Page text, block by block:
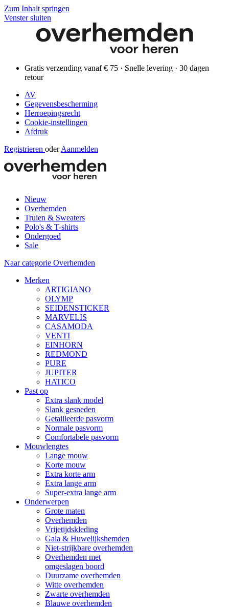
Zum Inhalt springen
Venster sluiten
Gratis verzending vanaf € 75 · Snelle levering · 30 dagen
retour
AV
Gegevensbescherming
Herroepingsrecht
Cookie-instellingen
Afdruk
Registrieren oder Aanmelden
Nieuw
Overhemden
Truien & Sweaters
Polo's & T-shirts
Ondergoed
Sale
Naar categorie Overhemden
Merken
ARTIGIANO
OLYMP
SEIDENSTICKER
MARVELIS
CASAMODA
VENTI
EINHORN
REDMOND
PURE
JUPITER
HATICO
Past op
Extra slank model
Slank gesneden
Getailleerde pasvorm
Normale pasvorm
Comfortabele pasvorm
Mouwlengtes
Lange mouw
Korte mouw
Extra korte arm
Extra lange arm
Super-extra lange arm
Onderwerpen
Grote maten
Overhemden
Vrijetijdskleding
Gala & Huwelijkshemden
Niet-strijkbare overhemden
Overhemden met
omgeslagen boord
Duurzame overhemden
Witte overhemden
Zwarte overhemden
Blauwe overhemden